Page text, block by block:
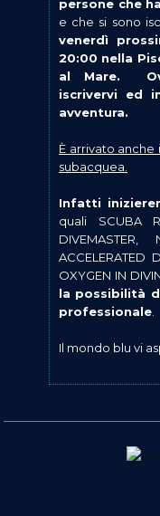
persone che
e che si sono
venerdì
20:00 nella
al Mare.
iscrivervi ed
avventura.
È arrivato
subacquea.
Infatti
quali SCUBA
DIVEMASTER,
ACCELERATED
OXYGEN IN
la possibilità
professionale
Il mondo blu vi